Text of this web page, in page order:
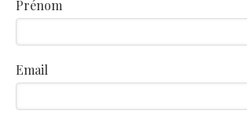
Prénom
Email